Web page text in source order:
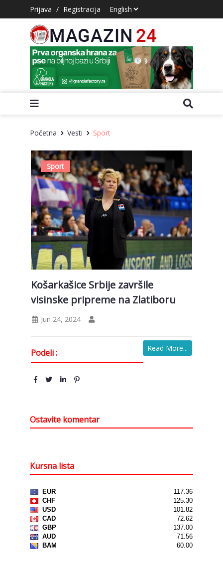
Prijava / Registracija
Početna Vesti Sport
Sport
Košarkašice Srbije završile
visinske pripreme na Zlatiboru
Jun 24, 2024
Read More...
Podeli :
Ostavite komentar
Kursna lista